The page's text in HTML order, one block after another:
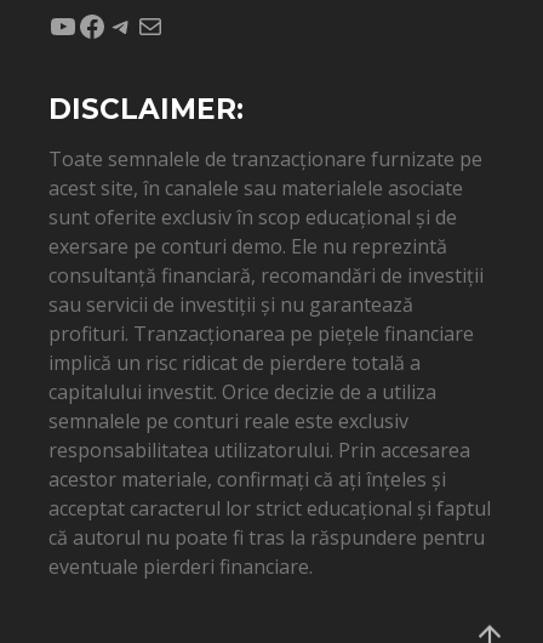
YouTube
Facebook
Telegram
Mail
DISCLAIMER:
Toate semnalele de tranzacționare furnizate pe
acest site, în canalele sau materialele asociate
sunt oferite exclusiv în scop educațional și de
exersare pe conturi demo. Ele nu reprezintă
consultanță financiară, recomandări de investiții
sau servicii de investiții și nu garantează
profituri. Tranzacționarea pe piețele financiare
implică un risc ridicat de pierdere totală a
capitalului investit. Orice decizie de a utiliza
semnalele pe conturi reale este exclusiv
responsabilitatea utilizatorului. Prin accesarea
acestor materiale, confirmați că ați înțeles și
acceptat caracterul lor strict educațional și faptul
că autorul nu poate fi tras la răspundere pentru
eventuale pierderi financiare.